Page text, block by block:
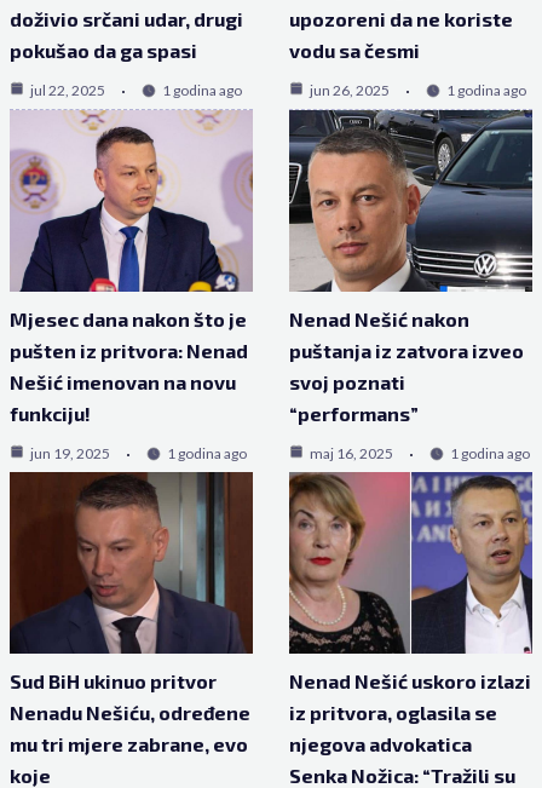
doživio srčani udar, drugi
pokušao da ga spasi
jul 22, 2025 1 godina ago
upozoreni da ne koriste
vodu sa česmi
jun 26, 2025 1 godina ago
Mjesec dana nakon što je
pušten iz pritvora: Nenad
Nešić imenovan na novu
funkciju!
jun 19, 2025 1 godina ago
Nenad Nešić nakon
puštanja iz zatvora izveo
svoj poznati
“performans”
maj 16, 2025 1 godina ago
Sud BiH ukinuo pritvor
Nenadu Nešiću, određene
mu tri mjere zabrane, evo
koje
Nenad Nešić uskoro izlazi
iz pritvora, oglasila se
njegova advokatica
Senka Nožica: “Tražili su